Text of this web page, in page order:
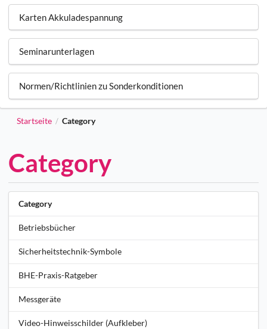
Karten Akkuladespannung
Seminarunterlagen
Normen/Richtlinien zu Sonderkonditionen
Startseite / Category
Category
Category
Betriebsbücher
Sicherheitstechnik-Symbole
BHE-Praxis-Ratgeber
Messgeräte
Video-Hinweisschilder (Aufkleber)